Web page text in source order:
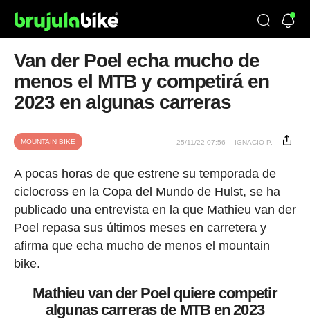
Van der Poel echa mucho de
menos el MTB y competirá en
2023 en algunas carreras
MOUNTAIN BIKE 25/11/22 07:56 IGNACIO P.
A pocas horas de que estrene su temporada de
ciclocross en la Copa del Mundo de Hulst, se ha
publicado una entrevista en la que Mathieu van der
Poel repasa sus últimos meses en carretera y
afirma que echa mucho de menos el mountain
bike.
Mathieu van der Poel quiere competir
algunas carreras de MTB en 2023